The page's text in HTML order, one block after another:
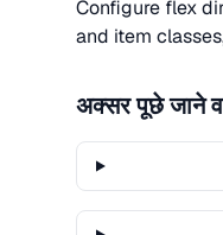
Configure flex
and item
अक्सर पूछे जाने